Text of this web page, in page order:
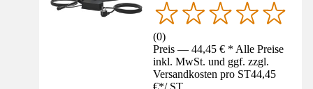
(0)
Preis — 44,45 € * Alle Preise
inkl. MwSt. und ggf. zzgl.
Versandkosten pro ST44,45
€*/ ST